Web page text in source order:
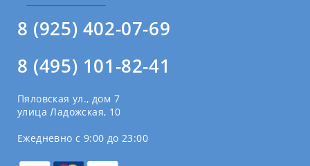
8 (925) 402-07-69
8 (495) 101-82-41
Пяловская ул., дом 7
улица Ладожская, 10
Ежедневно с 9:00 до 23:00